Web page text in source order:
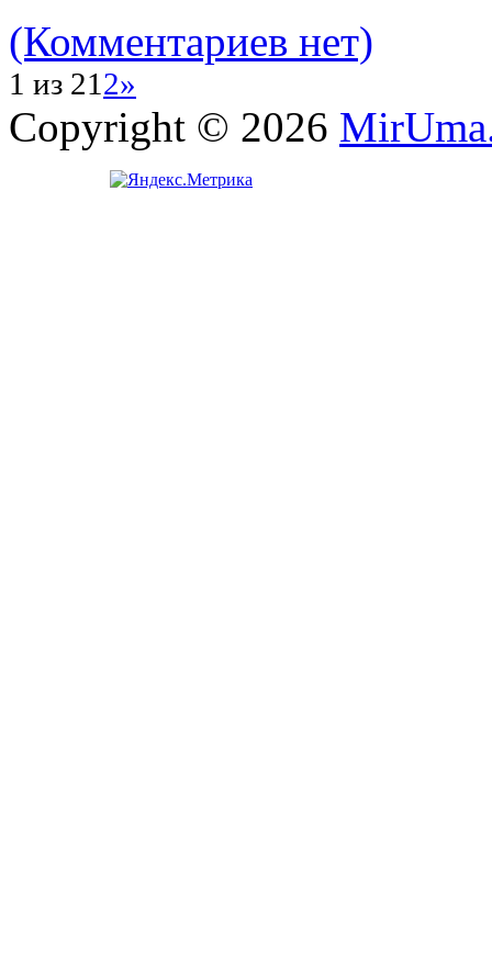
(Комментариев нет)
1 из 212»
Copyright © 2026